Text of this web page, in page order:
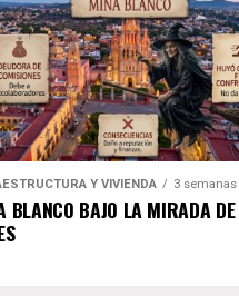
Y VIVIENDA 3 semanas
BLANCO BAJO LA MIRADA